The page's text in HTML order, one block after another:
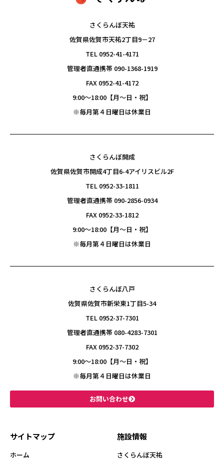
さくらんぼ天祐
佐賀県佐賀市天祐2丁目9－27
TEL 0952-41-4171
管理者直通携帯 090-1368-1919
FAX 0952-41-4172
9:00〜18:00【月～日・祝】
※毎月第４日曜日は休業日
さくらんぼ開成
佐賀県佐賀市開成4丁目6-4アイリスビル2F
TEL 0952-33-1811
管理者直通携帯 090-2856-0934
FAX 0952-33-1812
9:00〜18:00【月～日・祝】
※毎月第４日曜日は休業日
さくらんぼ八戸
佐賀県佐賀市新栄東1丁目5-34
TEL 0952-37-7301
管理者直通携帯 080-4283-7301
FAX 0952-37-7302
9:00〜18:00【月～日・祝】
※毎月第４日曜日は休業日
お問い合わせ
サイトマップ
ホーム
施設情報
さくらんぼ天祐